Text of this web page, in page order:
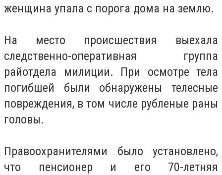
женщина упала с порога дома на землю.
На место происшествия выехала
следственно-оперативная группа
райотдела милиции. При осмотре тела
погибшей были обнаружены телесные
повреждения, в том числе рубленые раны
головы.
Правоохранителями было установлено,
что пенсионер и его 70-летняя